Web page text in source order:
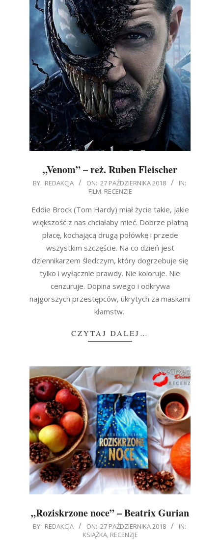
„Venom” – reż. Ruben Fleischer
2018-
27
BY: REDAKCJA ON: 27 PAŹDZIERNIKA 2018
IN:
FILM, RECENZJE
Eddie Brock (Tom Hardy) miał życie takie, jakie
większość z nas chciałaby mieć. Dobrze płatną
płacę, kochającą drugą połówkę i przede
wszystkim szczęście. Na co dzień jest
dziennikarzem śledczym, który dogrzebuje się
tylko i wyłącznie prawdy. Nie koloruje. Nie
cenzuruje. Dopina swego i odkrywa
najgorszych przestępców, ukrytych za maskami
kłamstw.
CZYTAJ DALEJ…
„Roziskrzone noce” – Beatrix Gurian
2018-
BY: REDAKCJA ON: 27 PAŹDZIERNIKA 2018
IN:
KSIĄŻKA, RECENZJE